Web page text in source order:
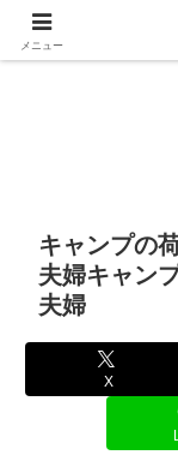
キャンプの
夫婦キャン
夫婦
X
メニュー